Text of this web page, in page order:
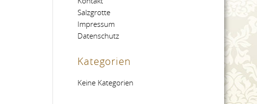
Salzgrotte
Impressum
Datenschutz
Kategorien
Keine Kategorien